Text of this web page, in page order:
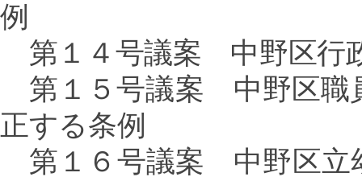
例
第１４号議案 中野区行
第１５号議案 中野区職
正する条例
第１６号議案 中野区立